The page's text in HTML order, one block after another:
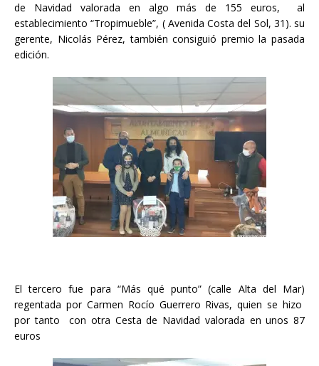
de Navidad valorada en algo más de 155 euros, al
establecimiento “Tropimueble”, ( Avenida Costa del Sol, 31). su
gerente, Nicolás Pérez, también consiguió premio la pasada
edición.
El tercero fue para “Más qué punto” (calle Alta del Mar)
regentada por Carmen Rocío Guerrero Rivas, quien se hizo
por tanto con otra Cesta de Navidad valorada en unos 87
euros